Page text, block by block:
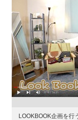
LOOKBOOK企画を行